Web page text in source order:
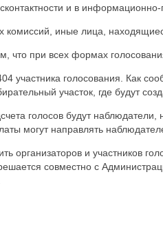
и в
комиссий, иные лица,
при всех формах
участника голосования. Как
участок, где будут
голосов будут
могут направлять
организаторов и участников
совместно с